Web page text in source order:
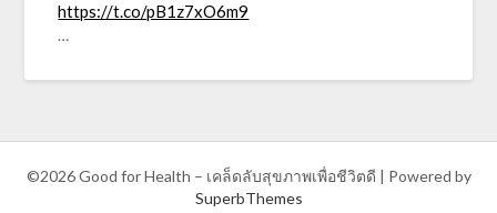
https://t.co/pB1z7xO6m9
…
©2026 Good for Health – เคล็ดลับสุขภาพเพื่อชีวิตดี | Powered by
SuperbThemes